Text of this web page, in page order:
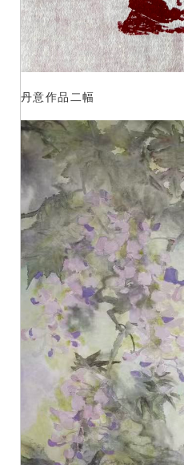
丹意作品二幅